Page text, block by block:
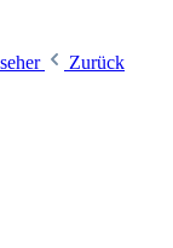
Zurück